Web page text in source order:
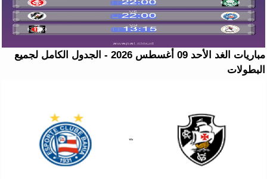
مباريات الغد الأحد 09 أغسطس 2026 - الجدول الكامل لجميع
البطولات